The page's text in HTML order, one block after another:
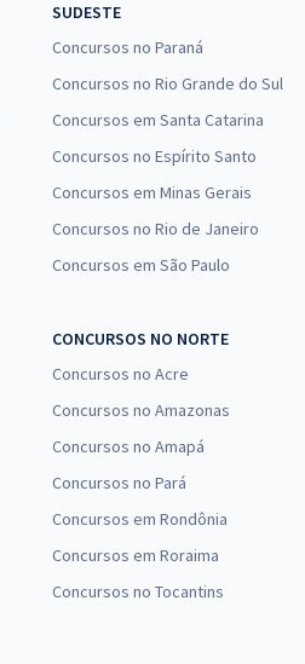
SUDESTE
Concursos no Paraná
Concursos no Rio Grande do Sul
Concursos em Santa Catarina
Concursos no Espírito Santo
Concursos em Minas Gerais
Concursos no Rio de Janeiro
Concursos em São Paulo
CONCURSOS NO NORTE
Concursos no Acre
Concursos no Amazonas
Concursos no Amapá
Concursos no Pará
Concursos em Rondônia
Concursos em Roraima
Concursos no Tocantins